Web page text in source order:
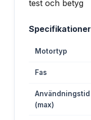
Specifikationer
Motortyp
Fas
Användningstid
(max)